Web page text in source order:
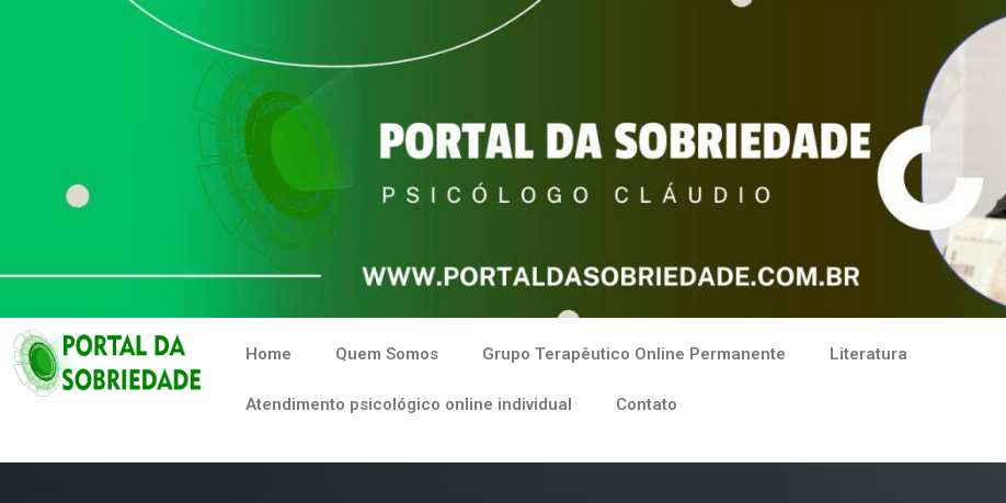
Home Quem Somos Grupo Terapêutico Online Permanente Literatura
Atendimento psicológico online individual Contato